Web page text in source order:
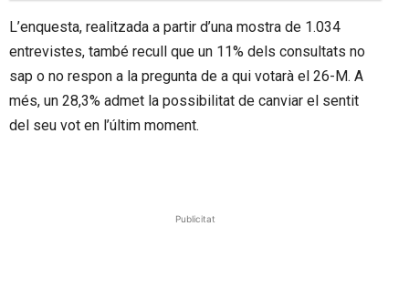
L’enquesta, realitzada a partir d’una mostra de 1.034
entrevistes, també recull que un 11% dels consultats no
sap o no respon a la pregunta de a qui votarà el 26-M. A
més, un 28,3% admet la possibilitat de canviar el sentit
del seu vot en l’últim moment.
Publicitat